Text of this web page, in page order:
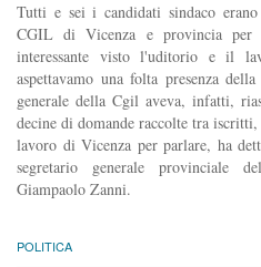
Tutti e sei i candidati sindaco erano
CGIL di Vicenza e provincia per
interessante visto l'uditorio e il
aspettavamo una folta presenza
generale della Cgil aveva, infatti,
decine di domande raccolte tra
lavoro di Vicenza per parlare, ha
segretario generale provinciale
Giampaolo Zanni.
POLITICA